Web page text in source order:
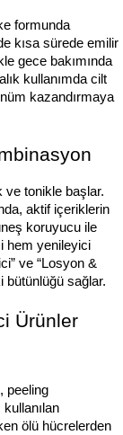
formunda
kısa sürede emilir
gece bakımında
kullanımda cilt
kazandırmaya
ve tonikle başlar.
aktif içeriklerin
koruyucu ile
hem yenileyici
ve “Losyon &
bütünlüğü sağlar.
Ürünler
peeling
ölü hücrelerden